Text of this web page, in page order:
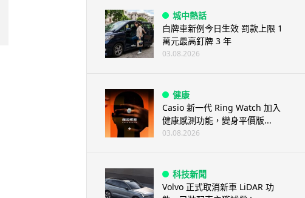
城中熱話
白牌車新例今日生效 罰款上限 1
萬元最高釘牌 3 年
03.08.2026
健康
Casio 新一代 Ring Watch 加入
健康感測功能，變身平價版...
03.08.2026
科技新聞
Volvo 正式取消新車 LiDAR 功